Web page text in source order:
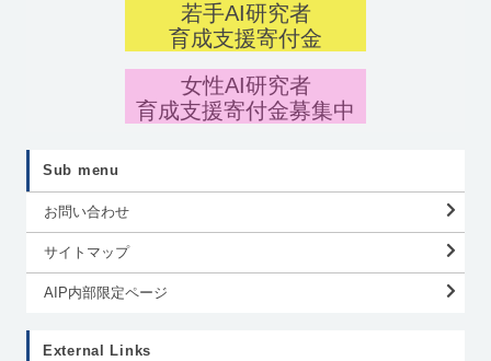
若手AI研究者
育成支援寄付金
女性AI研究者
育成支援寄付金募集中
Sub menu
お問い合わせ
サイトマップ
AIP内部限定ページ
External Links